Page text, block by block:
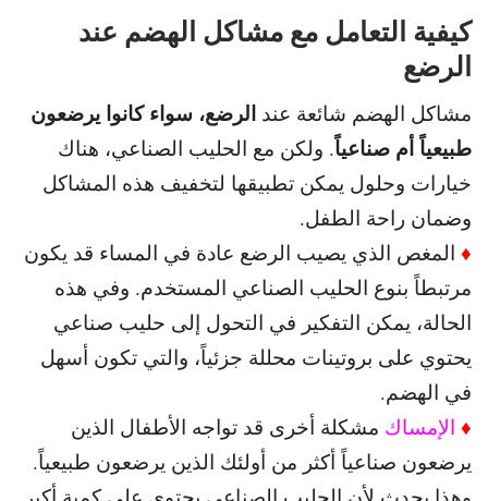
كيفية التعامل مع مشاكل الهضم عند
الرضع
مشاكل الهضم شائعة عند الرضع، سواء كانوا يرضعون
طبيعياً أم صناعياً. ولكن مع الحليب الصناعي، هناك
خيارات وحلول يمكن تطبيقها لتخفيف هذه المشاكل
وضمان راحة الطفل.
♦ المغص الذي يصيب الرضع عادة في المساء قد يكون
مرتبطاً بنوع الحليب الصناعي المستخدم. وفي هذه
الحالة، يمكن التفكير في التحول إلى حليب صناعي
يحتوي على بروتينات محللة جزئياً، والتي تكون أسهل
في الهضم.
♦ الإمساك مشكلة أخرى قد تواجه الأطفال الذين
يرضعون صناعياً أكثر من أولئك الذين يرضعون طبيعياً.